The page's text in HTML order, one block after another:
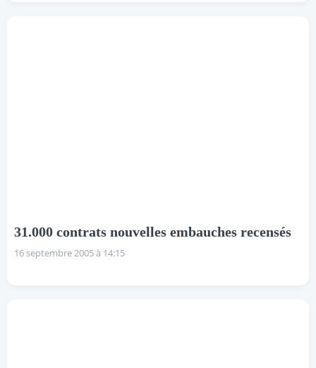
31.000 contrats nouvelles embauches recensés
16 septembre 2005 à 14:15